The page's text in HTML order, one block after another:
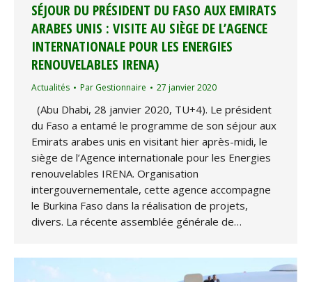
SÉJOUR DU PRÉSIDENT DU FASO AUX EMIRATS
ARABES UNIS : VISITE AU SIÈGE DE L’AGENCE
INTERNATIONALE POUR LES ENERGIES
RENOUVELABLES IRENA)
Actualités Par Gestionnaire 27 janvier 2020
(Abu Dhabi, 28 janvier 2020, TU+4). Le président
du Faso a entamé le programme de son séjour aux
Emirats arabes unis en visitant hier après-midi, le
siège de l’Agence internationale pour les Energies
renouvelables IRENA. Organisation
intergouvernementale, cette agence accompagne
le Burkina Faso dans la réalisation de projets,
divers. La récente assemblée générale de…